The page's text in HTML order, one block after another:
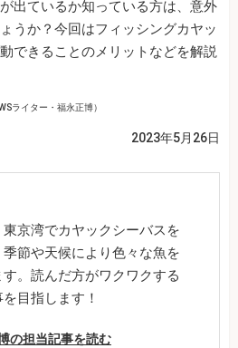
出ているか知っている方は、意外
うか？今回はフィッシングカヤッ
できることのメリットなどを解説
ライター・福永正博）
2023年5月26日
京湾でカヤックシーバスを
季節や天候により色々な魚を
。読んだ方がワクワクする
目指します！
の担当記事を読む